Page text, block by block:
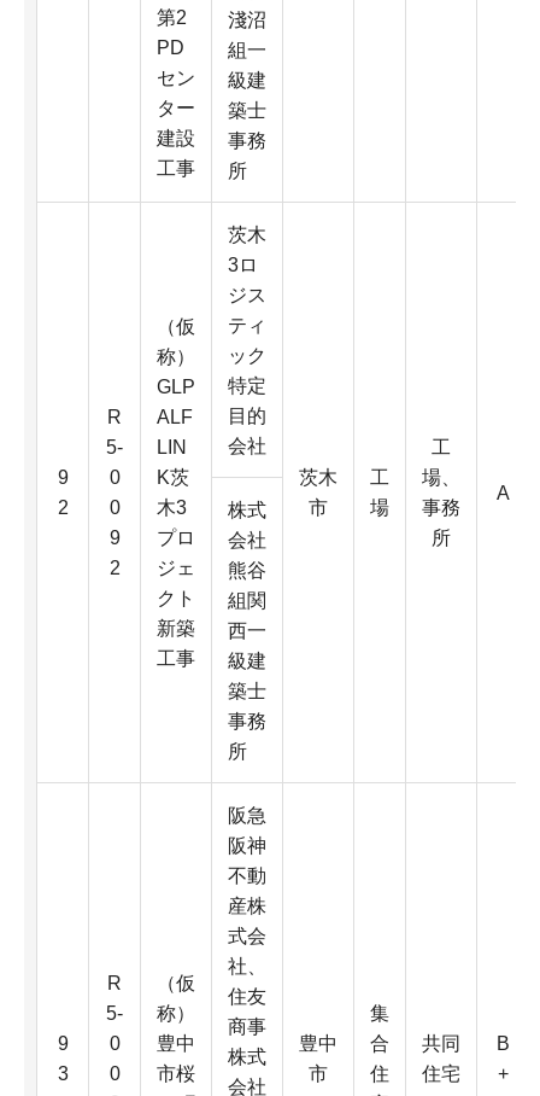
第2
PD
セン
ター
建設
工事
淺沼
組一
級建
築士
事務
所
9
2
R
5-
0
0
9
2
（仮
称）
GLP
ALF
LIN
K茨
木3
プロ
ジェ
クト
新築
工事
茨木
3ロ
ジス
ティ
ック
特定
目的
会社
茨木
市
工
場
工
場、
事務
所
A
株式
会社
熊谷
組関
西一
級建
築士
事務
所
9
3
R
5-
0
0
（仮
称）
豊中
市桜
阪急
阪神
不動
産株
式会
社、
住友
商事
株式
会社
豊中
市
集
合
住
共同
住宅
B
+